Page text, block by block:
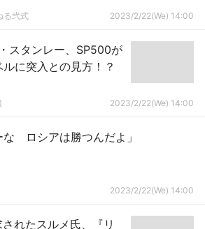
る弐式 2023/2/22(We) 14:00
スタンレー、SP500が
ルに突入との見方！？
2023/2/22(We) 14:00
な ロシアは勝つんだよ」
2023/2/22(We) 14:00
れたスルメ氏、『リ